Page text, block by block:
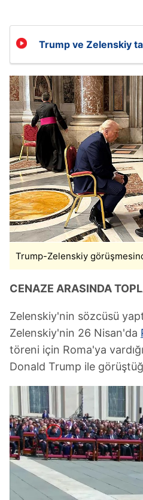
Trump ve Zelenskiy
Trump-Zelenskiy
CENAZE ARASINDA
Zelenskiy'nin sözcüsü
Zelenskiy'nin 26 Nisan'da
töreni için Roma'ya
Donald Trump ile